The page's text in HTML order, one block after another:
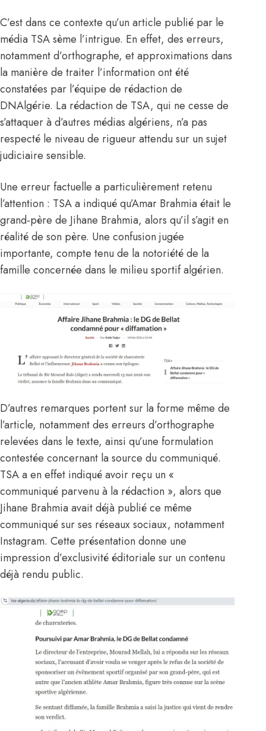
C’est dans ce contexte qu’un article publié par le
média TSA sème l’intrigue. En effet, des erreurs,
notamment d’orthographe, et approximations dans
la manière de traiter l’information ont été
constatées par l’équipe de rédaction de
DNAlgérie. La rédaction de TSA, qui ne cesse de
s’attaquer à d’autres médias algériens, n’a pas
respecté le niveau de rigueur attendu sur un sujet
judiciaire sensible.
Une erreur factuelle a particulièrement retenu
l’attention : TSA a indiqué qu’Amar Brahmia était le
grand-père de Jihane Brahmia, alors qu’il s’agit en
réalité de son père. Une confusion jugée
importante, compte tenu de la notoriété de la
famille concernée dans le milieu sportif algérien.
D’autres remarques portent sur la forme même de
l’article, notamment des erreurs d’orthographe
relevées dans le texte, ainsi qu’une formulation
contestée concernant la source du communiqué.
TSA a en effet indiqué avoir reçu un «
communiqué parvenu à la rédaction », alors que
Jihane Brahmia avait déjà publié ce même
communiqué sur ses réseaux sociaux, notamment
Instagram. Cette présentation donne une
impression d’exclusivité éditoriale sur un contenu
déjà rendu public.